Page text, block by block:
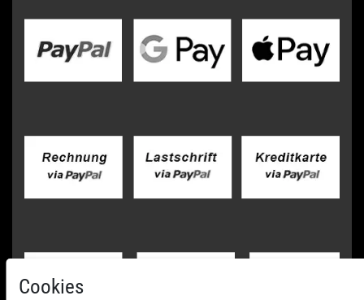
Cookies